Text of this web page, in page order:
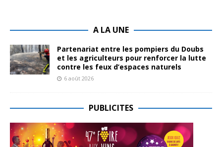
A LA UNE
Partenariat entre les pompiers du Doubs
et les agriculteurs pour renforcer la lutte
contre les feux d’espaces naturels
6 août 2026
PUBLICITES